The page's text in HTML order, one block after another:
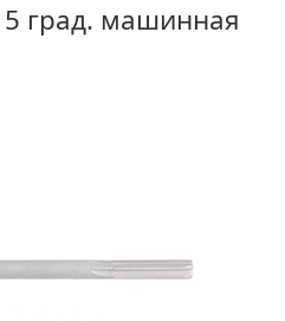
град. машинная